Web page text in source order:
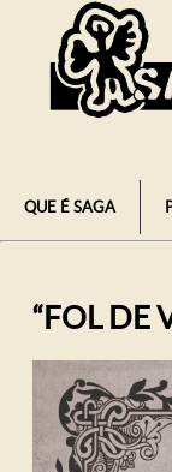
QUE É SAGA
“FOL DE